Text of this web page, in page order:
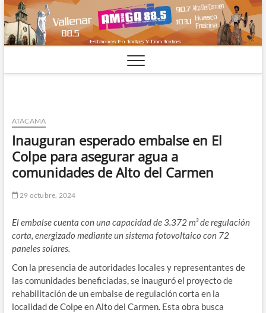
Saltar
al
contenido
ATACAMA
Inauguran esperado embalse en El
Colpe para asegurar agua a
comunidades de Alto del Carmen
29 octubre, 2024
El embalse cuenta con una capacidad de 3.372 m³ de regulación
corta, energizado mediante un sistema fotovoltaico con 72
paneles solares.
Con la presencia de autoridades locales y representantes de
las comunidades beneficiadas, se inauguró el proyecto de
rehabilitación de un embalse de regulación corta en la
localidad de Colpe en Alto del Carmen. Esta obra busca